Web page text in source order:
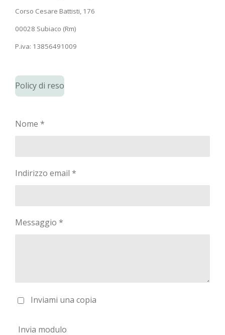
Corso Cesare Battisti, 176
00028 Subiaco (Rm)
P.iva: 13856491009
Policy di reso
Nome *
Indirizzo email *
Messaggio *
Inviami una copia
Invia modulo